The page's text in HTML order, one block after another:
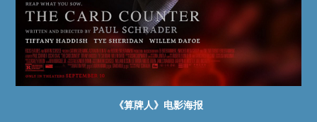
《算牌人》电影海报